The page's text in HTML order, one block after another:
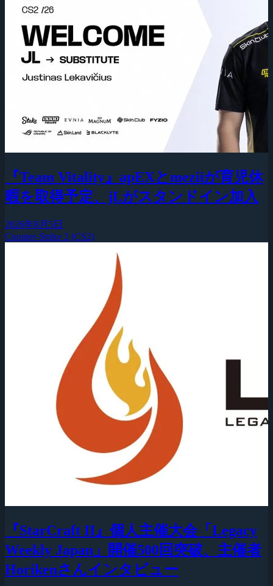
『Team Vitality』apEXとmeziiが育児休
暇を取得予定、jLがスタンドイン加入
2026年8月5日
Counter-Strike 2 (CS2)
『StarCraft II』個人主催大会「Legacy
Weekly Japan」開催500回突破、主催者
Horikenさんインタビュー